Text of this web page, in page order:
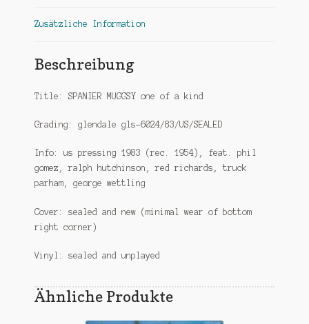
Zusätzliche Information
Beschreibung
Title: SPANIER MUGGSY one of a kind
Grading: glendale gls-6024/83/US/SEALED
Info: us pressing 1983 (rec. 1954), feat. phil
gomez, ralph hutchinson, red richards, truck
parham, george wettling
Cover: sealed and new (minimal wear of bottom
right corner)
Vinyl: sealed and unplayed
Ähnliche Produkte